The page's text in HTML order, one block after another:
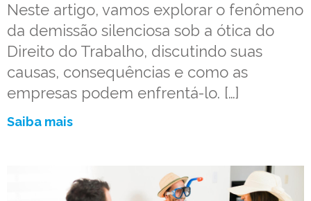
Neste artigo, vamos explorar o fenômeno
da demissão silenciosa sob a ótica do
Direito do Trabalho, discutindo suas
causas, consequências e como as
empresas podem enfrentá-lo. […]
Saiba mais